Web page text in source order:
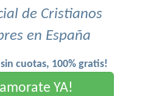
de Cristianos
en España
cuotas, 100% gratis!
YA!